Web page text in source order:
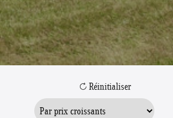
Réinitialiser